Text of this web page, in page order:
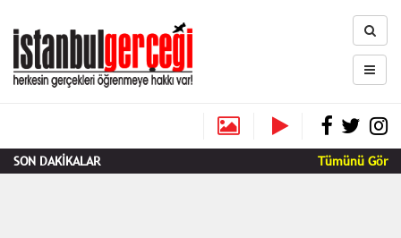
SON DAKİKALAR Tümünü Gör